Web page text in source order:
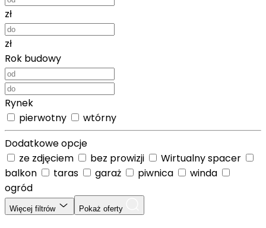
zł
zł
Rok budowy
Rynek
pierwotny
wtórny
Dodatkowe opcje
ze zdjęciem
bez prowizji
Wirtualny spacer
balkon
taras garaż piwnica
winda
ogród
Więcej filtrów Pokaż oferty